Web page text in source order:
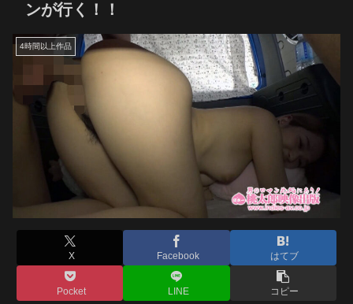
ンが行く！！
4時間以上作品
X Facebook はてブ
Pocket LINE コピー